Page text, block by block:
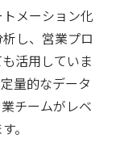
メーション化
し、営業プロ
活用していま
量的なデータ
チームがレベ
。